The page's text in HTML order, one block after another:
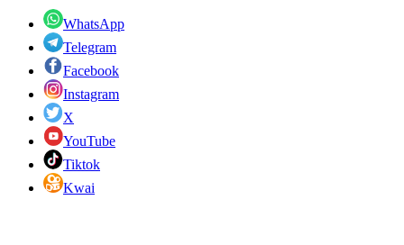
WhatsApp
Telegram
Facebook
Instagram
X
YouTube
Tiktok
Kwai